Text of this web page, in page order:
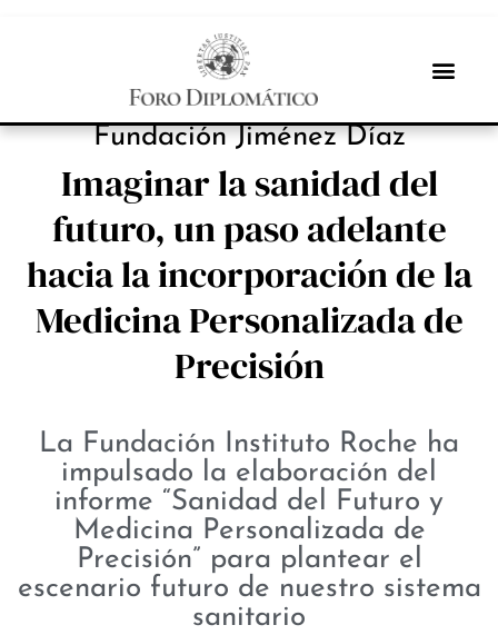
INBOX INTERNACIONAL
Fundación Jiménez Díaz
Imaginar la sanidad del
futuro, un paso adelante
hacia la incorporación de la
Medicina Personalizada de
Precisión
La Fundación Instituto Roche ha
impulsado la elaboración del
informe “Sanidad del Futuro y
Medicina Personalizada de
Precisión” para plantear el
escenario futuro de nuestro sistema
sanitario